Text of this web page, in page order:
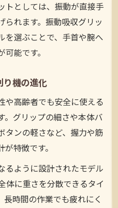
トとしては、振動が直接手
られます。振動吸収グリッ
を選ぶことで、手首や腕へ
能です。
り機の進化
や高齢者でも安全に使える
。グリップの細さや本体バ
タンの軽さなど、握力や筋
特徴です。
るように設計されたモデル
体に重さを分散できるタイ
時間の作業でも疲れにく